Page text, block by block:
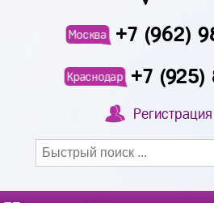
Москва +7 (962)
Краснодар +7 (925)